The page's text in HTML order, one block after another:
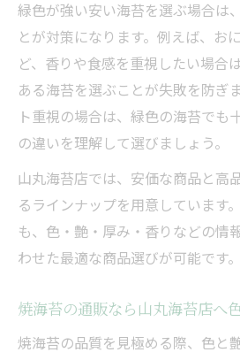
緑色が強い安い海苔を選ぶ場合は
とが対策になります。例えば、お
ど、香りや食感を重視したい場合
ある海苔を選ぶことが失敗を防ぎ
ト重視の場合は、緑色の海苔でも
の違いを理解して選びましょう。
山丸海苔店では、安価な商品と高
るラインナップを用意しています
も、色・艶・厚み・香りなどの情
わせた最適な商品選びが可能です。
焼海苔の通販なら山丸海苔店へ
焼海苔の品質を見極める際、色と